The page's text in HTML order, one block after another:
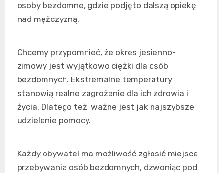
osoby bezdomne, gdzie podjęto dalszą opiekę
nad mężczyzną.
Chcemy przypomnieć, że okres jesienno-
zimowy jest wyjątkowo ciężki dla osób
bezdomnych. Ekstremalne temperatury
stanowią realne zagrożenie dla ich zdrowia i
życia. Dlatego też, ważne jest jak najszybsze
udzielenie pomocy.
Każdy obywatel ma możliwość zgłosić miejsce
przebywania osób bezdomnych, dzwoniąc pod